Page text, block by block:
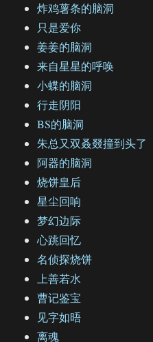
炸鸡薯条的脑洞
只是爱你
姜姜的脑洞
来自星星的呼唤
小蝶的脑洞
行走阴阳
BS的脑洞
朱总又双叒叕撞到头了
阿器的脑洞
烧饼皇后
星尘回响
梦幻边际
心跳回忆
名侦探烧饼
上善若水
曹记鉴宝
见字如晤
离魂